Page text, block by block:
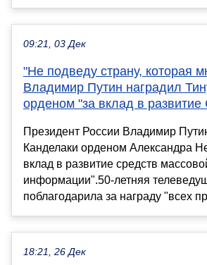
09:21, 03 Дек
"Не подведу страну, которая
Владимир Путин наградил
орденом "за вклад в
Президент России Владимир
Канделаки орденом Александра
вклад в развитие средств
информации".50-летняя
поблагодарила за награду "всех
18:21, 26 Дек